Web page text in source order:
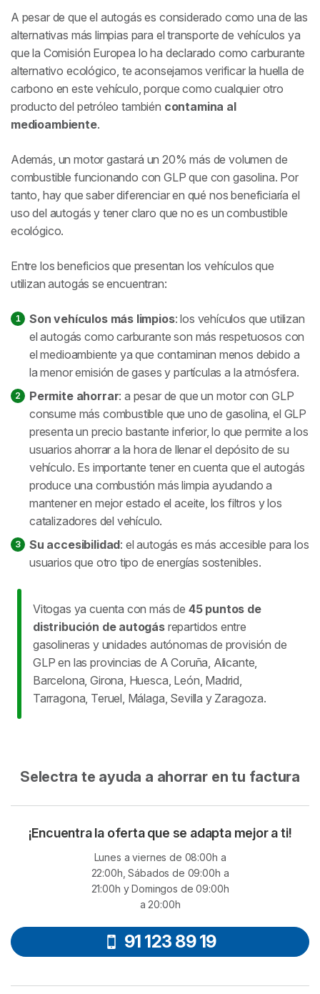
A pesar de que el autogás es considerado como una de las
alternativas más limpias para el transporte de vehículos ya
que la Comisión Europea lo ha declarado como carburante
alternativo ecológico, te aconsejamos verificar la huella de
carbono en este vehículo, porque como cualquier otro
producto del petróleo también contamina al
medioambiente.
Además, un motor gastará un 20% más de volumen de
combustible funcionando con GLP que con gasolina. Por
tanto, hay que saber diferenciar en qué nos beneficiaría el
uso del autogás y tener claro que no es un combustible
ecológico.
Entre los beneficios que presentan los vehículos que
utilizan autogás se encuentran:
Son vehículos más limpios: los vehículos que utilizan
el autogás como carburante son más respetuosos con
el medioambiente ya que contaminan menos debido a
la menor emisión de gases y partículas a la atmósfera.
Permite ahorrar: a pesar de que un motor con GLP
consume más combustible que uno de gasolina, el GLP
presenta un precio bastante inferior, lo que permite a los
usuarios ahorrar a la hora de llenar el depósito de su
vehículo. Es importante tener en cuenta que el autogás
produce una combustión más limpia ayudando a
mantener en mejor estado el aceite, los filtros y los
catalizadores del vehículo.
Su accesibilidad: el autogás es más accesible para los
usuarios que otro tipo de energías sostenibles.
Vitogas ya cuenta con más de 45 puntos de
distribución de autogásrepartidos entre
gasolineras y unidades autónomas de provisión de
GLP en las provincias de A Coruña, Alicante,
Barcelona, Girona, Huesca, León, Madrid,
Tarragona, Teruel, Málaga, Sevilla y Zaragoza.
Selectra te ayuda a ahorrar en tu factura
¡Encuentra la oferta que se adapta mejor a ti!
Lunes a viernes de 08:00h a
22:00h, Sábados de 09:00h a
21:00h y Domingos de 09:00h
a 20:00h
91 123 89 19